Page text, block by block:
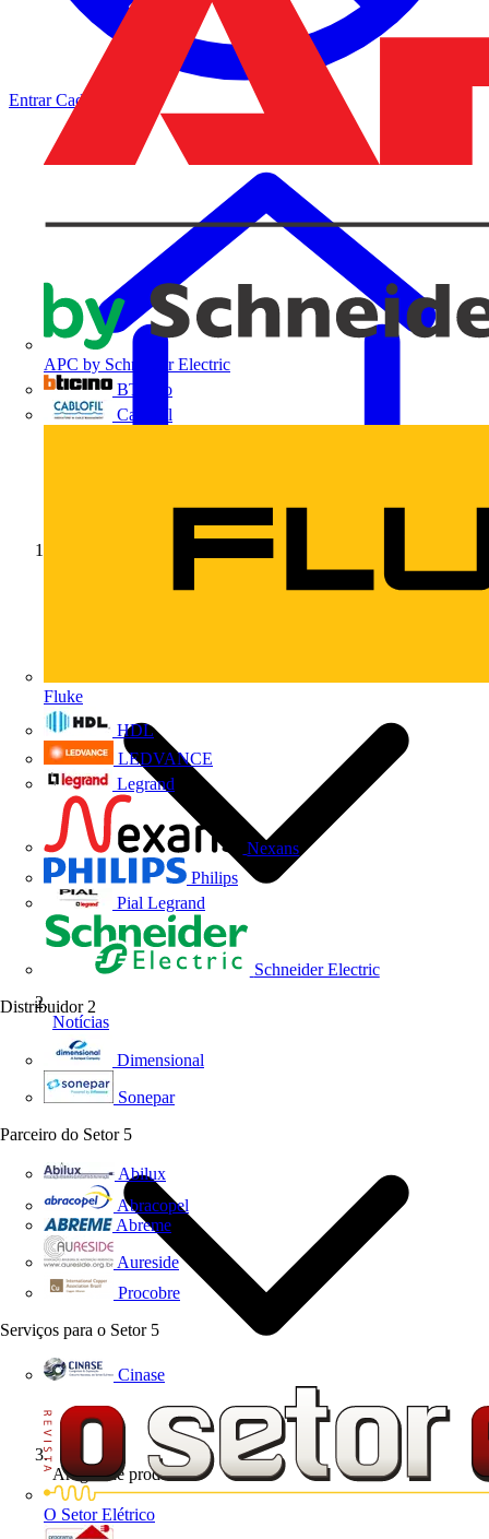
APC by Schneider Electric
BTicino
Cablofil
Fluke
HDL
LEDVANCE
Legrand
Nexans
Philips
Pial Legrand
Schneider Electric
Distribuidor 2
Dimensional
Sonepar
Parceiro do Setor 5
Abilux
Abracopel
Abreme
Aureside
Procobre
Serviços para o Setor 5
Cinase
O Setor Elétrico
EntrarCadastrar
Notícias
Artigos de produto